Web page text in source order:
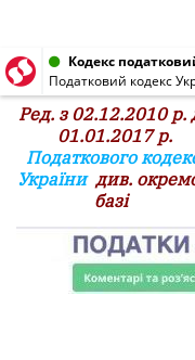
Податковий кодекс